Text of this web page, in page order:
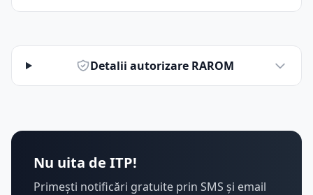
Detalii autorizare RAROM
Nu uita de ITP!
Primești notificări gratuite prin SMS și email